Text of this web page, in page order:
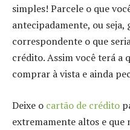
simples! Parcele o que
antecipadamente, ou
correspondente o que
crédito. Assim você terá a
comprar à vista e ainda
Deixe o cartão de crédito
extremamente altos e que